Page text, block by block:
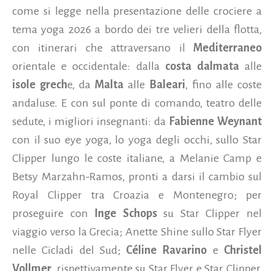
come si legge nella presentazione delle crociere a
tema yoga 2026 a bordo dei tre velieri della flotta,
con itinerari che attraversano il Mediterraneo
orientale e occidentale: dalla costa dalmataalle
isole greche, da Malta alle Baleari, fino alle coste
andaluse. E con sul ponte di comando, teatro delle
sedute, i migliori insegnanti: da Fabienne Weynant
con il suo eye yoga, lo yoga degli occhi, sullo Star
Clipper lungo le coste italiane, a Melanie Camp e
Betsy Marzahn-Ramos, pronti a darsi il cambio sul
Royal Clipper tra Croazia e Montenegro; per
proseguire con Inge Schopssu Star Clipper nel
viaggio verso la Grecia; Anette Shine sullo Star Flyer
nelle Cicladi del Sud; Céline Ravarino e Christel
Vollmer, rispettivamente su Star Flyer e Star Clipper,